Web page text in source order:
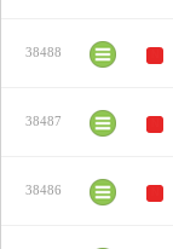
38488
38487
38486